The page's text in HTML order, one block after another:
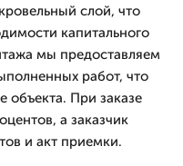
слой, что
капитального
мы предоставляем
работ, что
объекта. При заказе
а заказчик
и акт приемки.